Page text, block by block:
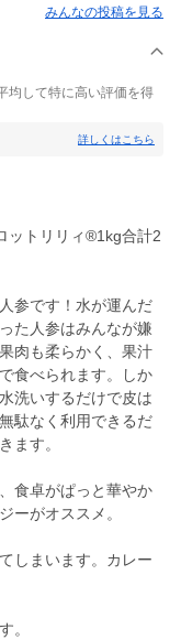
みんなの投稿を見る
均して特に高い評価を得
詳しくはこちら
ットリリィ®︎1kg合計2
参です！水が運んだ
た人参はみんなが嫌
肉も柔らかく、果汁
食べられます。しか
洗いするだけで皮は
駄なく利用できるだ
ます。
食卓がぱっと華やか
ーがオススメ。
しまいます。カレー
。